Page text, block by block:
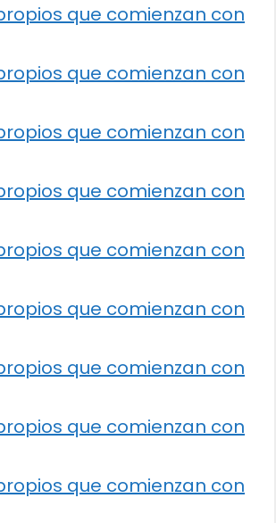
que comienzan con
que comienzan con
que comienzan con
que comienzan con
que comienzan con
que comienzan con
que comienzan con
que comienzan con
que comienzan con